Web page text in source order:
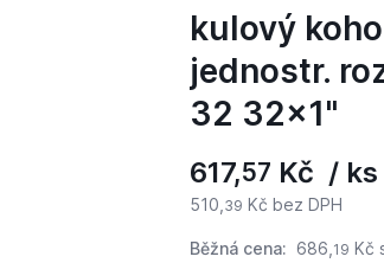
kulový
jednostr.
32 32x1"
617,57 Kč / ks
510, 39 Kč bez DPH
Běžná cena: 686, 19 Kč